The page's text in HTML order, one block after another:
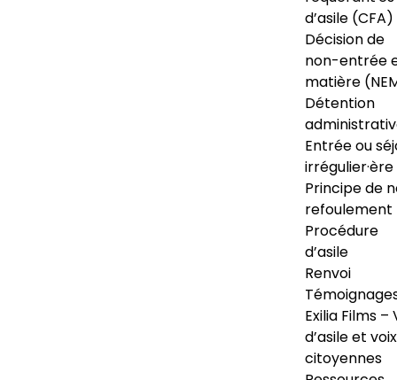
d’asile (CFA)
Décision de
non-entrée
matière
Détention
Entrée ou
irrégulier·ère
Principe de
refoulement
Procédure
d’asile
Renvoi
Exilia Films –
d’asile et voix
citoyennes